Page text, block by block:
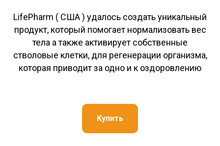
LifePharm ( США ) удалось создать уникальный
продукт, который помогает нормализовать вес
тела а также активирует собственные
стволовые клетки, для регенерации организма,
которая приводит за одно и к оздоровлению
Купить